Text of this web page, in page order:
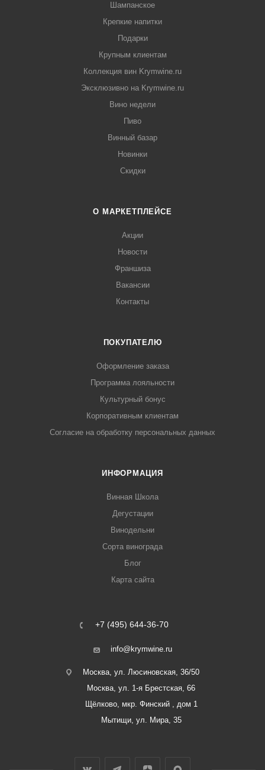
Шампанское
Крепкие напитки
Подарки
Крупным клиентам
Коллекция вин Krymwine.ru
Эксклюзивно на Krymwine.ru
Вино недели
Пиво
Винный базар
Новинки
Скидки
О МАРКЕТПЛЕЙСЕ
Акции
Новости
Франшиза
Вакансии
Контакты
ПОКУПАТЕЛЮ
Оформление заказа
Программа лояльности
Культурный бонус
Корпоративным клиентам
Согласие на обработку персональных данных
ИНФОРМАЦИЯ
Винная Школа
Дегустации
Винодельни
Сорта винограда
Блог
Карта сайта
+7 (495) 644-36-70
info@krymwine.ru
Москва, ул. Люсиновская, 36/50
Москва, ул. 1-я Брестская, 66
Щёлково, мкр. Финский , дом 1
Мытищи, ул. Мира, 35